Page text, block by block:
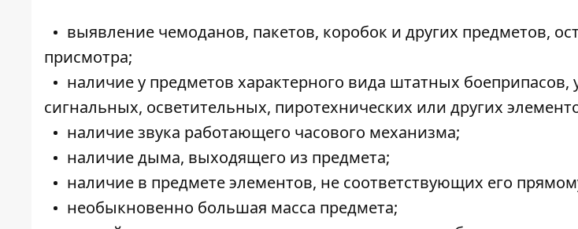
выявление чемоданов, пакетов, коробок и других предметов,
присмотра;
наличие у предметов характерного вида штатных
сигнальных, осветительных, пиротехнических или других
наличие звука работающего часового механизма;
наличие дыма, выходящего из предмета;
наличие в предмете элементов, не соответствующих его
необыкновенно большая масса предмета;